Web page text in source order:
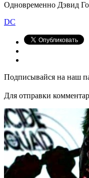
Одновременно Дэвид
DC
Подписывайся на наш
Для отправки